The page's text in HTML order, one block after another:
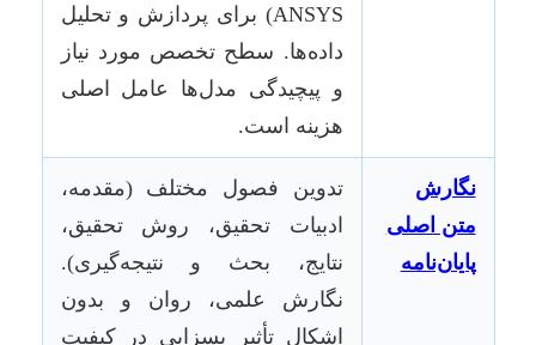
ANSYS) برای پردازش و تحلیل
داده‌ها. سطح تخصص مورد نیاز
و پیچیدگی مدل‌ها عامل اصلی
هزینه است.
نگارش
متن اصلی
پایان‌نامه
تدوین فصول مختلف (مقدمه،
ادبیات تحقیق، روش تحقیق،
نتایج، بحث و نتیجه‌گیری).
نگارش علمی، روان و بدون
اشکال تأثیر بسزایی در کیفیت